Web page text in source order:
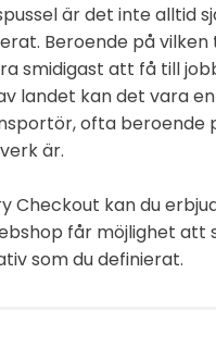
är det inte alltid
Beroende på
smidigast att få till
landet kan det vara
ofta beroende
är.
Checkout kan du
får möjlighet att
som du definierat.